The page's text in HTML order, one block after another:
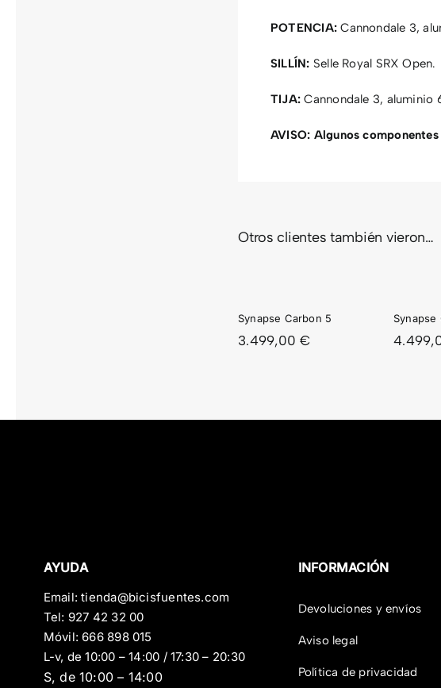
POTENCIA: Cannondale 3,
SILLÍN: Selle Royal SRX Open.
TIJA: Cannondale 3, aluminio
AVISO: Algunos
Otros clientes también vieron…
Synapse Carbon 5
3.499,00€
Synapse
AYUDA
Email:tienda@bicisfuentes.com
Tel: 927 42 32 00
Móvil: 666 898 015
L-v, de 10:00 – 14:00 / 17:30 – 20:30
S, de 10:00 – 14:00
INFORMACIÓN
Devoluciones y envíos
Aviso legal
Política de privacidad